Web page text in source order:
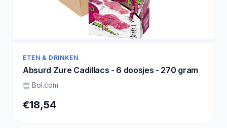
ETEN & DRINKEN
Absurd Zure Cadillacs - 6 doosjes - 270 gram
Bol.com
€18,54